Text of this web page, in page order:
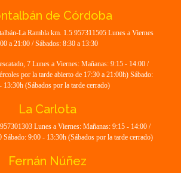
de Córdoba
La Rambla km. 1.5 957311505 Lunes a Viernes
a 21:00 / Sábados: 8:30 a 13:30
7 Lunes a Viernes: Mañanas: 9:15 - 14:00 /
por la tarde abierto de 17:30 a 21:00h) Sábado:
13:30h (Sábados por la tarde cerrado)
La Carlota
Lunes a Viernes: Mañanas: 9:15 - 14:00 /
Sábado: 9:00 - 13:30h (Sábados por la tarde cerrado)
Fernán Núñez